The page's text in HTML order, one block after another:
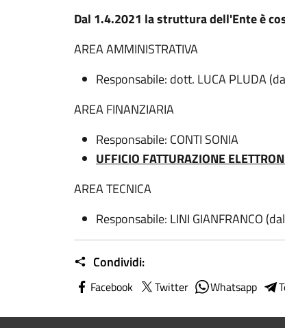
Dal 1.4.2021 la struttura dell'Ente è
AREA AMMINISTRATIVA
Responsabile: dott. LUCA PLUDA
AREA FINANZIARIA
Responsabile: CONTI SONIA
UFFICIO FATTURAZIONE
AREA TECNICA
Responsabile: LINI GIANFRANCO
Condividi:
Facebook Twitter Whatsapp